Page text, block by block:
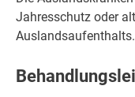
Jahresschutz oder
Auslandsaufenthalts.